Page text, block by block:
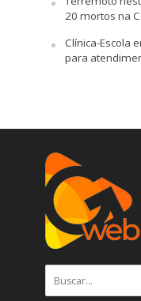
20 mortos na
Clínica-Escola
para